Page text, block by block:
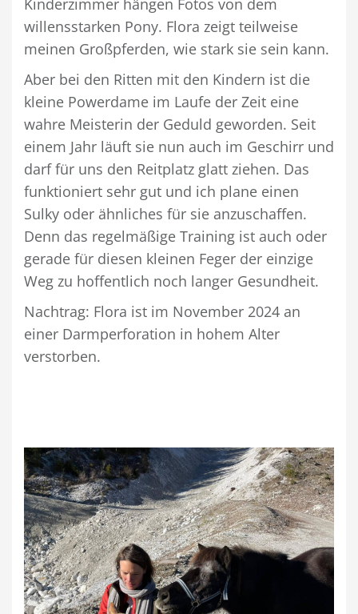
Kinderzimmer hängen Fotos von dem
willensstarken Pony. Flora zeigt teilweise
meinen Großpferden, wie stark sie sein kann.
Aber bei den Ritten mit den Kindern ist die
kleine Powerdame im Laufe der Zeit eine
wahre Meisterin der Geduld geworden. Seit
einem Jahr läuft sie nun auch im Geschirr und
darf für uns den Reitplatz glatt ziehen. Das
funktioniert sehr gut und ich plane einen
Sulky oder ähnliches für sie anzuschaffen.
Denn das regelmäßige Training ist auch oder
gerade für diesen kleinen Feger der einzige
Weg zu hoffentlich noch langer Gesundheit.
Nachtrag: Flora ist im November 2024 an
einer Darmperforation in hohem Alter
verstorben.